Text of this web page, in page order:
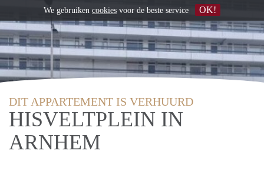
DIT APPARTEMENT IS VERHUURD
HISVELTPLEIN IN
ARNHEM
We gebruiken cookies voor de beste service OK!